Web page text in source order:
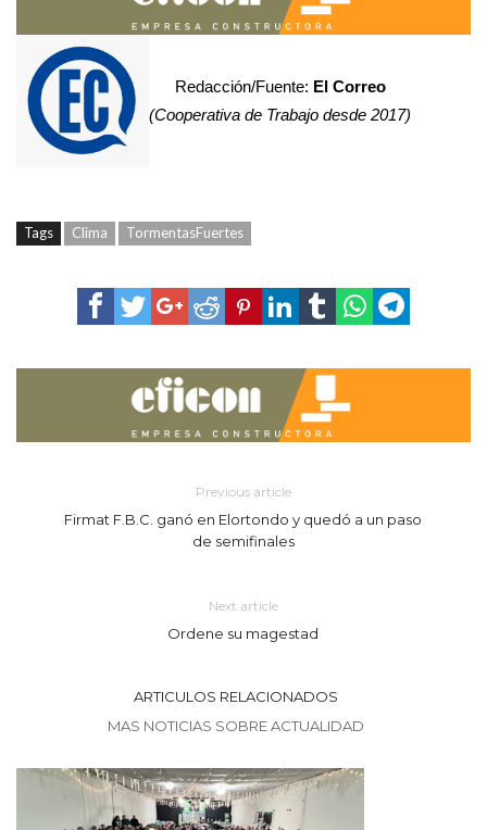
Redacción/Fuente: El Correo
(Cooperativa de Trabajo desde 2017)
Tags Clima TormentasFuertes
Previous article
Firmat F.B.C. ganó en Elortondo y quedó a un paso
de semifinales
Next article
Ordene su magestad
ARTICULOS RELACIONADOS
MAS NOTICIAS SOBRE ACTUALIDAD